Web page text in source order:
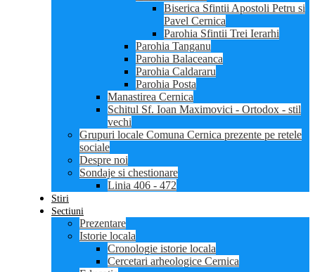
Biserica Sfintii Apostoli Petru si
Pavel Cernica
Parohia Sfintii Trei Ierarhi
Parohia Tanganu
Parohia Balaceanca
Parohia Caldararu
Parohia Posta
Manastirea Cernica
Schitul Sf. Ioan Maximovici - Ortodox - stil
vechi
Grupuri locale Comuna Cernica prezente pe retele
sociale
Despre noi
Sondaje si chestionare
Linia 406 - 472
Stiri
Sectiuni
Prezentare
Istorie locala
Cronologie istorie locala
Cercetari arheologice Cernica